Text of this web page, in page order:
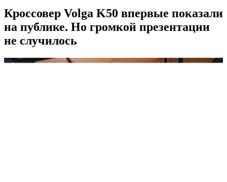
Кроссовер Volga K50 впервые показали
на публике. Но громкой презентации
не случилось